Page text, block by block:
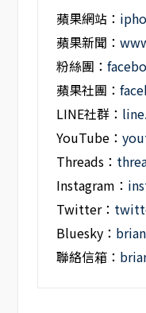
蘋果網站：
蘋果新聞：
粉絲團：
蘋果社團：
LINE社群：
YouTube：
Threads：
Instagram：
Twitter：
Bluesky：
聯絡信箱：